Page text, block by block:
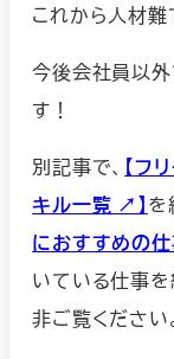
これから人材難
今後会社員以
す！
別記事で、 【フ
キル一覧 ↗︎】を
におすすめの
いている仕事
非ご覧ください